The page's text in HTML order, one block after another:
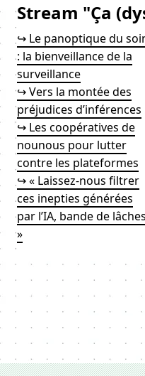
Stream "Ça
↪ Le panoptique du
: la bienveillance de la
surveillance
↪ Vers la montée des
préjudices d’inférences
↪ Les coopératives de
nounous pour lutter
contre les plateformes
↪ « Laissez-nous filtrer
ces inepties générées
par l’IA, bande de
»